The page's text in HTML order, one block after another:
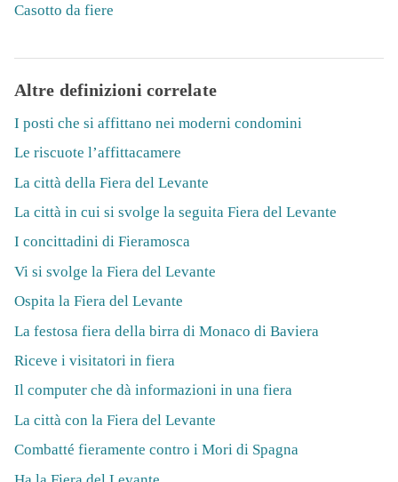
Casotto da fiere
Altre definizioni correlate
I posti che si affittano nei moderni condomini
Le riscuote l’affittacamere
La città della Fiera del Levante
La città in cui si svolge la seguita Fiera del Levante
I concittadini di Fieramosca
Vi si svolge la Fiera del Levante
Ospita la Fiera del Levante
La festosa fiera della birra di Monaco di Baviera
Riceve i visitatori in fiera
Il computer che dà informazioni in una fiera
La città con la Fiera del Levante
Combatté fieramente contro i Mori di Spagna